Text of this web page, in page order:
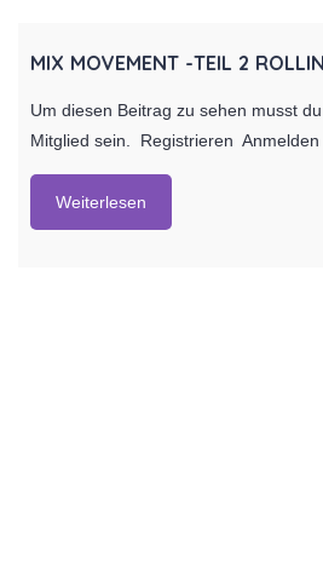
MIX MOVEMENT -TEIL 2
Um diesen Beitrag zu sehen musst
Mitglied sein. Registrieren Anmelden
Weiterlesen